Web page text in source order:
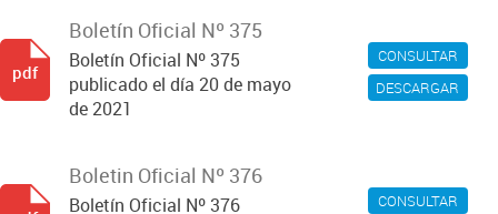
CONSULTAR
DESCARGAR
Boletín Oficial Nº 375
Boletín Oficial Nº 375
publicado el día 20 de mayo
de 2021
pdf
CONSULTAR
Boletin Oficial Nº 376
Boletín Oficial Nº 376